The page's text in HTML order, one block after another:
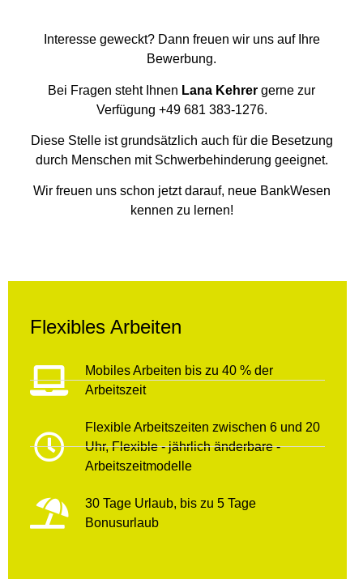
Interesse geweckt? Dann freuen wir uns auf Ihre
Bewerbung.
Bei Fragen steht Ihnen Lana Kehrer gerne zur
Verfügung +49 681 383-1276.
Diese Stelle ist grundsätzlich auch für die Besetzung
durch Menschen mit Schwerbehinderung geeignet.
Wir freuen uns schon jetzt darauf, neue BankWesen
kennen zu lernen!
Flexibles Arbeiten
Mobiles Arbeiten bis zu 40 % der
Arbeitszeit
Flexible Arbeitszeiten zwischen 6 und 20
Uhr, Flexible - jährlich änderbare -
Arbeitszeitmodelle
30 Tage Urlaub, bis zu 5 Tage
Bonusurlaub